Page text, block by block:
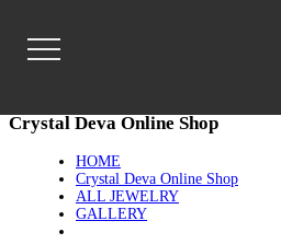
Crystal Deva Online Shop
HOME
Crystal Deva Online Shop
ALL JEWELRY
GALLERY